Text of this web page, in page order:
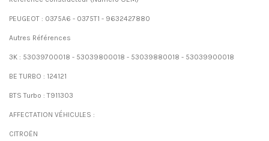
PEUGEOT : 0375A6 - 0375T1 - 9632427880
Autres Références
3K : 53039700018 - 53039800018 - 53039880018 - 53039900018
BE TURBO : 124121
BTS Turbo : T911303
AFFECTATION VÉHICULES :
CITROËN